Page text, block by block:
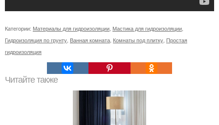
Категории: Материалы для гидроизоляции Мастика для гидроизоляции
Гидроизоляция по грунту Ванная комната Комнаты под плитку Простая
гидроизоляция
Читайте также